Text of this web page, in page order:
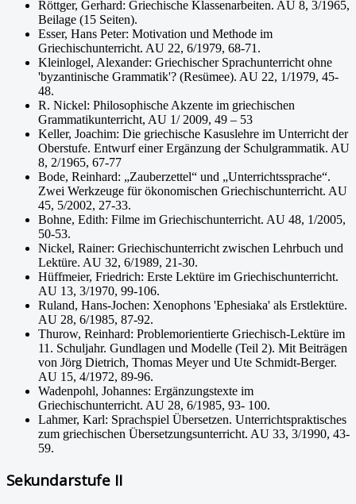
Röttger, Gerhard: Griechische Klassenarbeiten. AU 8, 3/1965,
Beilage (15 Seiten).
Esser, Hans Peter: Motivation und Methode im
Griechischunterricht. AU 22, 6/1979, 68-71.
Kleinlogel, Alexander: Griechischer Sprachunterricht ohne
'byzantinische Grammatik'? (Resümee). AU 22, 1/1979, 45-
48.
R. Nickel: Philosophische Akzente im griechischen
Grammatikunterricht, AU 1/ 2009, 49 – 53
Keller, Joachim: Die griechische Kasuslehre im Unterricht der
Oberstufe. Entwurf einer Ergänzung der Schulgrammatik. AU
8, 2/1965, 67-77
Bode, Reinhard: „Zauberzettel“ und „Unterrichtssprache“.
Zwei Werkzeuge für ökonomischen Griechischunterricht. AU
45, 5/2002, 27-33.
Bohne, Edith: Filme im Griechischunterricht. AU 48, 1/2005,
50-53.
Nickel, Rainer: Griechischunterricht zwischen Lehrbuch und
Lektüre. AU 32, 6/1989, 21-30.
Hüffmeier, Friedrich: Erste Lektüre im Griechischunterricht.
AU 13, 3/1970, 99-106.
Ruland, Hans-Jochen: Xenophons 'Ephesiaka' als Erstlektüre.
AU 28, 6/1985, 87-92.
Thurow, Reinhard: Problemorientierte Griechisch-Lektüre im
11. Schuljahr. Gundlagen und Modelle (Teil 2). Mit Beiträgen
von Jörg Dietrich, Thomas Meyer und Ute Schmidt-Berger.
AU 15, 4/1972, 89-96.
Wadenpohl, Johannes: Ergänzungstexte im
Griechischunterricht. AU 28, 6/1985, 93- 100.
Lahmer, Karl: Sprachspiel Übersetzen. Unterrichtspraktisches
zum griechischen Übersetzungsunterricht. AU 33, 3/1990, 43-
59.
Sekundarstufe II